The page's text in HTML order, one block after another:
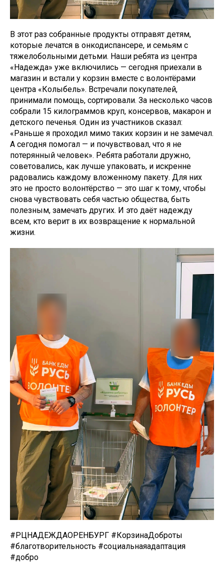
В этот раз собранные продукты отправят детям,
которые лечатся в онкодиспансере, и семьям с
тяжелобольными детьми. Наши ребята из центра
«Надежда» уже включились — сегодня приехали в
магазин и встали у корзин вместе с волонтёрами
центра «Колыбель». Встречали покупателей,
принимали помощь, сортировали. За несколько часов
собрали 15 килограммов круп, консервов, макарон и
детского печенья. Один из участников сказал:
«Раньше я проходил мимо таких корзин и не замечал.
А сегодня помогал — и почувствовал, что я не
потерянный человек». Ребята работали дружно,
советовались, как лучше упаковать, и искренне
радовались каждому вложенному пакету. Для них
это не просто волонтёрство — это шаг к тому, чтобы
снова чувствовать себя частью общества, быть
полезным, замечать других. И это даёт надежду
всем, кто верит в их возвращение к нормальной
жизни.
#РЦНАДЕЖДАОРЕНБУРГ #КорзинаДоброты
#благотворительность #социальнаяадаптация
#добро